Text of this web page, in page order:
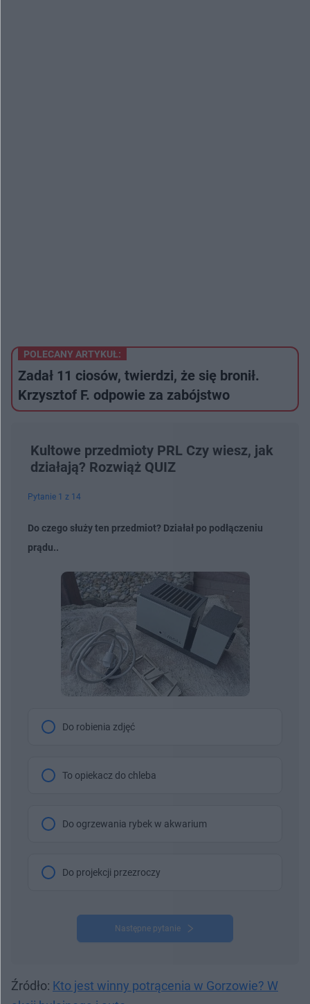
POLECANY ARTYKUŁ:
Zadał 11 ciosów, twierdzi, że się bronił.
Krzysztof F. odpowie za zabójstwo
Kultowe przedmioty PRL Czy wiesz, jak
działają? Rozwiąż QUIZ
Pytanie 1 z 14
Do czego służy ten przedmiot? Działał po podłączeniu
prądu..
Do robienia zdjęć
To opiekacz do chleba
Do ogrzewania rybek w akwarium
Do projekcji przezroczy
Następne pytanie
Źródło: Kto jest winny potrącenia w Gorzowie? W